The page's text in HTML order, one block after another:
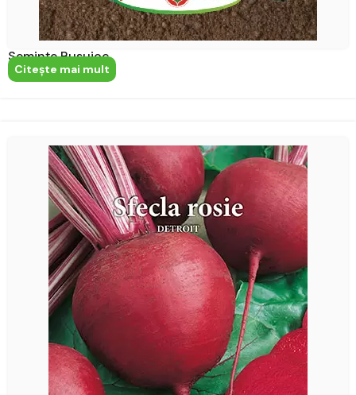
Semințe Busuioc
Citeşte mai mult